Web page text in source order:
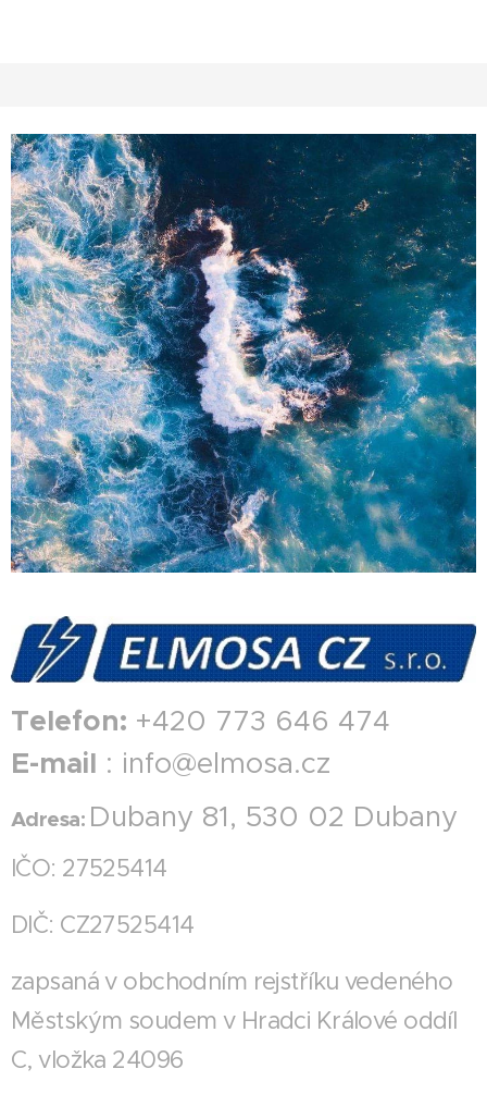
Telefon: +420 773 646 474
E-mail : info@elmosa.cz
Adresa: Dubany 81, 530 02 Dubany
IČO: 27525414
DIČ: CZ27525414
zapsaná v obchodním rejstříku vedeného
Městským soudem v Hradci Králové oddíl
C, vložka 24096